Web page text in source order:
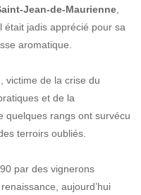
Jean-de-Maurienne
Il était jadis apprécié pour sa
aromatique.
victime de la crise du
et de la
quelques rangs ont survécu
terroirs oubliés.
par des vignerons
aujourd’hui